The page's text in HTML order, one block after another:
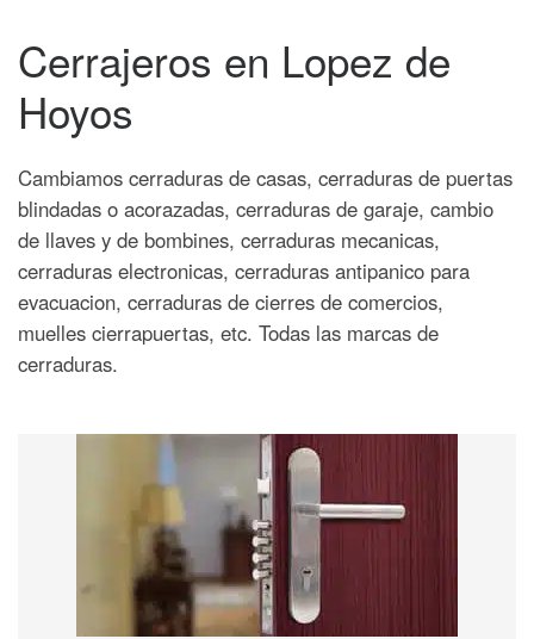
Cerrajeros en Lopez de
Hoyos
Cambiamos cerraduras de casas, cerraduras de puertas
blindadas o acorazadas, cerraduras de garaje, cambio
de llaves y de bombines, cerraduras mecanicas,
cerraduras electronicas, cerraduras antipanico para
evacuacion, cerraduras de cierres de comercios,
muelles cierrapuertas, etc. Todas las marcas de
cerraduras.